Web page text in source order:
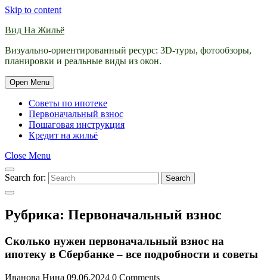
Skip to content
Вид На Жильё
Визуально-ориентированный ресурс: 3D-туры, фотообзоры,
планировки и реальные виды из окон.
Open Menu
Советы по ипотеке
Первоначальный взнос
Пошаговая инструкция
Кредит на жильё
Close Menu
Search for: Search
Рубрика: Первоначальный взнос
Сколько нужен первоначальный взнос на
ипотеку в Сбербанке – все подробности и советы
Иванова Нина 09.06.2024 0 Comments